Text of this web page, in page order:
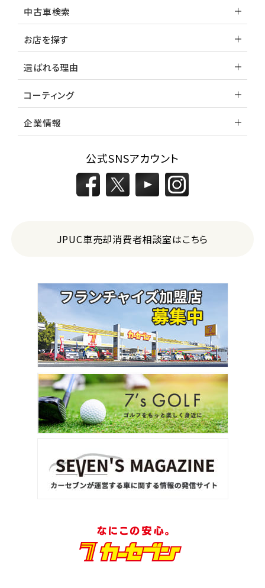
中古車検索
お店を探す
選ばれる理由
コーティング
企業情報
公式SNSアカウント
JPUC車売却消費者相談室はこちら